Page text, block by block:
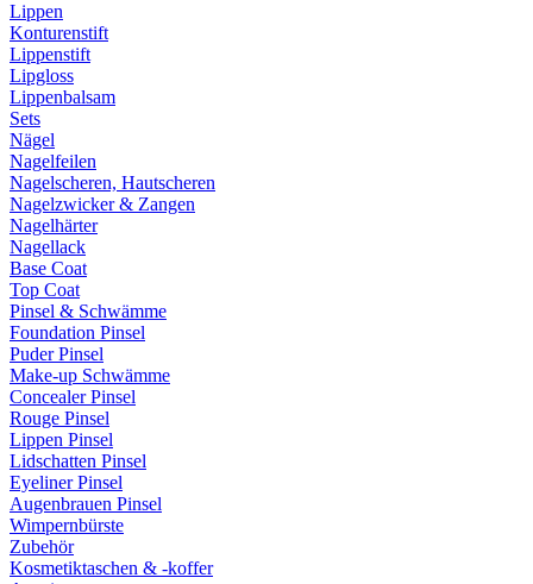
Lippen
Konturenstift
Lippenstift
Lipgloss
Lippenbalsam
Sets
Nägel
Nagelfeilen
Nagelscheren, Hautscheren
Nagelzwicker & Zangen
Nagelhärter
Nagellack
Base Coat
Top Coat
Pinsel & Schwämme
Foundation Pinsel
Puder Pinsel
Make-up Schwämme
Concealer Pinsel
Rouge Pinsel
Lippen Pinsel
Lidschatten Pinsel
Eyeliner Pinsel
Augenbrauen Pinsel
Wimpernbürste
Zubehör
Kosmetiktaschen & -koffer